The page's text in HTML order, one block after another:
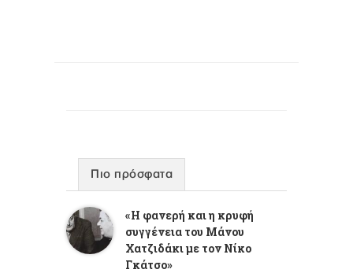
Πιο πρόσφατα
«Η φανερή και η κρυφή
συγγένεια του Μάνου
Χατζιδάκι με τον Νίκο
Γκάτσο»